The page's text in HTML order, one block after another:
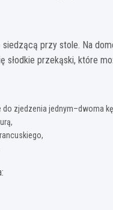
siedzącą przy stole. Na
słodkie przekąski, które
zjedzenia jednym–dwoma